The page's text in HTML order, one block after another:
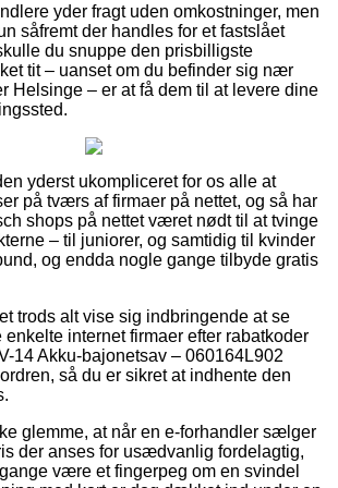
yder fragt uden omkostninger, men
såfremt der handles for et fastslået
du snuppe den prisbilligste
tit – uanset om du befinder sig nær
Helsinge – er at få dem til at levere dine
yderst ukompliceret for os alle at
på tværs af firmaer på nettet, og så har
shops på nettet været nødt til at tvinge
– til juniorer, og samtidig til kvinder
og endda nogle gange tilbyde gratis
trods alt vise sig indbringende at se
internet firmaer efter rabatkoder
14 Akku-bajonetsav – 060164L902
så du er sikret at indhente den
glemme, at når en e-forhandler sælger
der anses for usædvanlig fordelagtig,
være et fingerpeg om en svindel